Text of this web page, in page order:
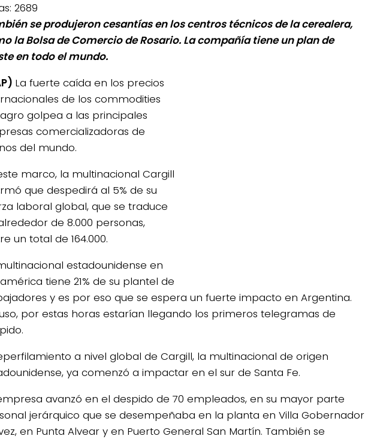
2689
se produjeron cesantías en los centros técnicos de la cerealera,
la Bolsa de Comercio de Rosario. La compañía tiene un plan de
en todo el mundo.
La fuerte caída en los precios
de los commodities
golpea a las principales
comercializadoras de
del mundo.
marco, la multinacional Cargill
que despedirá al 5% de su
laboral global, que se traduce
de 8.000 personas,
un total de 164.000.
estadounidense en
tiene 21% de su plantel de
y es por eso que se espera un fuerte impacto en Argentina.
por estas horas estarían llegando los primeros telegramas de
a nivel global de Cargill, la multinacional de origen
ya comenzó a impactar en el sur de Santa Fe.
avanzó en el despido de 70 empleados, en su mayor parte
jerárquico que se desempeñaba en la planta en Villa Gobernador
en Punta Alvear y en Puerto General San Martín. También se